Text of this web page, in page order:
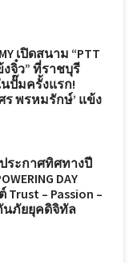
เปิดสนาม “PTT
จิ๋ว” ที่ราชบุรี
ปั๊มครั้งแรก!
พรหมรักษ์’ แข้ง
ระกาศทิศทางปี
DAY
Trust – Passion –
นภัยยุคดิจิทัล